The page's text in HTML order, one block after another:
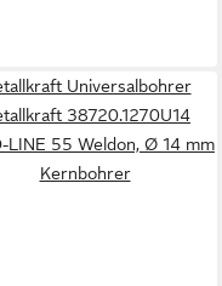
Universalbohrer
38720.1270U14
LINE 55 Weldon, Ø 14 mm
Kernbohrer